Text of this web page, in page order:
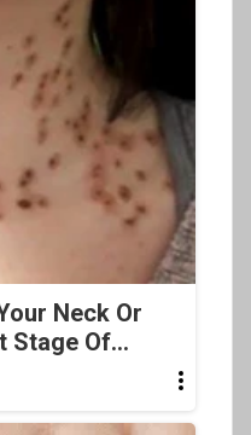
Neck Or
Stage Of...